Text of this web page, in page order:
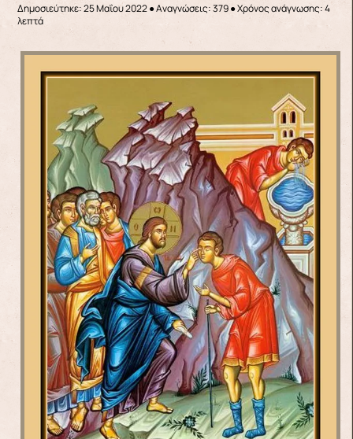
Δημοσιεύτηκε: 25 Μαΐου 2022●Αναγνώσεις: 379● Χρόνος ανάγνωσης: 4
λεπτά